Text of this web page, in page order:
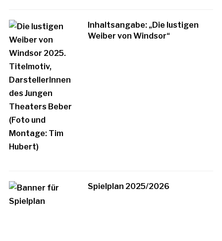
Inhaltsangabe: „Die lustigen
Weiber von Windsor“
Spielplan 2025/2026